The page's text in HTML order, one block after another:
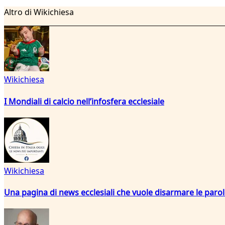
Altro di Wikichiesa
Wikichiesa
I Mondiali di calcio nell’infosfera ecclesiale
Wikichiesa
Una pagina di news ecclesiali che vuole disarmare le